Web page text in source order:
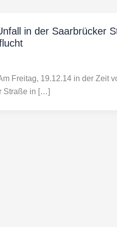
in der Saarbrücker
Freitag, 19.12.14 in der Zeit
Straße in […]